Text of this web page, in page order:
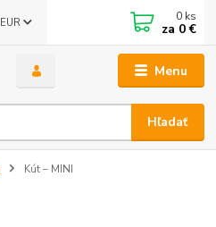
Menu
EUR
Hľadať
0 ks
za 0 €
Kút – MINI